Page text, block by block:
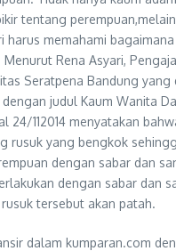
tentang
harus memahami
Rena Asyari,
Seratpena Bandung yang
judul Kaum Wanita
24/112014 menyatakan
rusuk yang bengkok
dengan sabar dan
dengan sabar dan
tersebut akan patah.
dalam kumparan.com